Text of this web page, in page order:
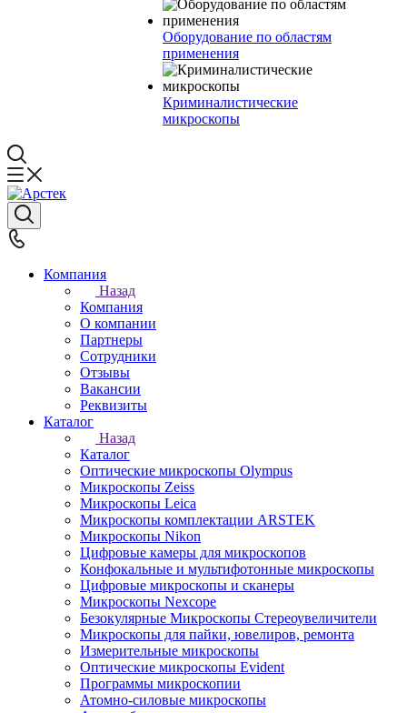
Оборудование по областям
применения
Криминалистические
микроскопы
Компания
Назад
Компания
О компании
Партнеры
Сотрудники
Отзывы
Вакансии
Реквизиты
Каталог
Назад
Каталог
Оптические микроскопы Olympus
Микроскопы Zeiss
Микроскопы Leica
Микроскопы комплектации ARSTEK
Микроскопы Nikon
Цифровые камеры для микроскопов
Конфокальные и мультифотонные микроскопы
Цифровые микроскопы и сканеры
Микроскопы Nexcope
Безокулярные Микроскопы Стереоувеличители
Микроскопы для пайки, ювелиров, ремонта
Измерительные микроскопы
Оптические микроскопы Evident
Программы микроскопии
Атомно-силовые микроскопы